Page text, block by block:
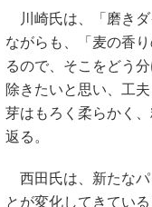
川崎氏は、「磨きダ
ながらも、「麦の香
るので、そこをどう
除きたいと思い、工
芽はもろく柔らかく
返る。
西田氏は、新たなパ
とが変化してきてい